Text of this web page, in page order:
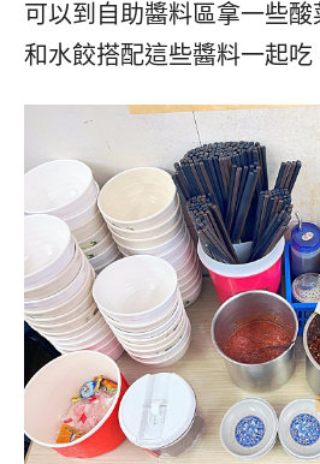
可以到自助醬料區拿一些
和水餃搭配這些醬料一起吃